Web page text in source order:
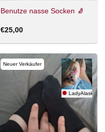
Benutze nasse Socken 🧦
€25,00
Neuer Verkäufer
LadyAlaska